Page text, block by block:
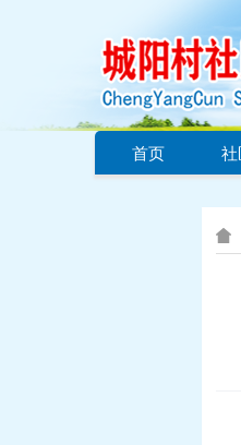
首页